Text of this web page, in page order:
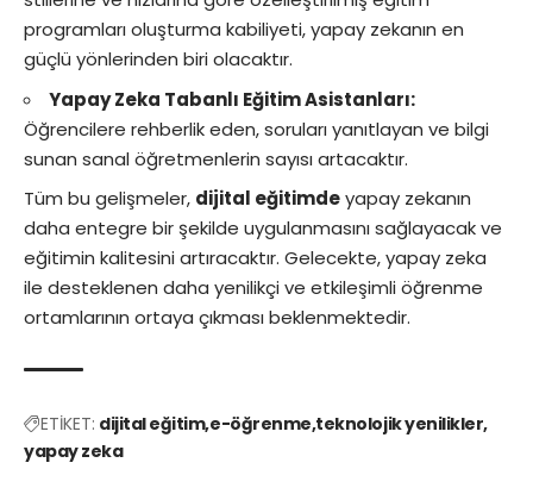
programları oluşturma kabiliyeti, yapay zekanın en
güçlü yönlerinden biri olacaktır.
Yapay Zeka Tabanlı Eğitim Asistanları:
Öğrencilere rehberlik eden, soruları yanıtlayan ve bilgi
sunan sanal öğretmenlerin sayısı artacaktır.
Tüm bu gelişmeler, dijital eğitimdeyapay zekanın
daha entegre bir şekilde uygulanmasını sağlayacak ve
eğitimin kalitesini artıracaktır. Gelecekte, yapay zeka
ile desteklenen daha yenilikçi ve etkileşimli öğrenme
ortamlarının ortaya çıkması beklenmektedir.
ETİKET: dijital eğitime-öğrenme teknolojik yenilikler
yapay zeka